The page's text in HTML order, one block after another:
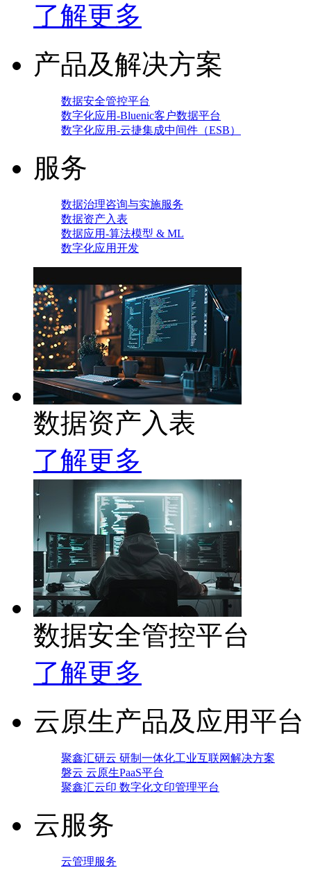
了解更多
产品及解决方案
数据安全管控平台
数字化应用-Bluenic客户数据平台
数字化应用-云捷集成中间件（ESB）
服务
数据治理咨询与实施服务
数据资产入表
数据应用-算法模型 & ML
数字化应用开发
数据资产入表
了解更多
数据安全管控平台
了解更多
云原生产品及应用平台
聚鑫汇研云 研制一体化工业互联网解决方案
磐云 云原生PaaS平台
聚鑫汇云印 数字化文印管理平台
云服务
云管理服务